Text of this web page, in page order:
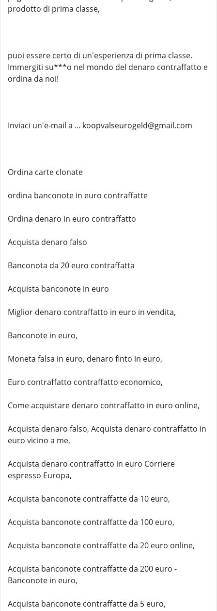
prodotto di prima classe,
puoi essere certo di un'esperienza di prima classe.
Immergiti su***o nel mondo del denaro contraffatto e
ordina da noi!
Inviaci un'e-mail a ... koopvalseurogeld@gmail.com
Ordina carte clonate
ordina banconote in euro contraffatte
Ordina denaro in euro contraffatto
Acquista denaro falso
Banconota da 20 euro contraffatta
Acquista banconote in euro
Miglior denaro contraffatto in euro in vendita,
Banconote in euro,
Moneta falsa in euro, denaro finto in euro,
Euro contraffatto contraffatto economico,
Come acquistare denaro contraffatto in euro online,
Acquista denaro falso, Acquista denaro contraffatto in
euro vicino a me,
Acquista denaro contraffatto in euro Corriere
espresso Europa,
Acquista banconote contraffatte da 10 euro,
Acquista banconote contraffatte da 100 euro,
Acquista banconote contraffatte da 20 euro online,
Acquista banconote contraffatte da 200 euro -
Banconote in euro,
Acquista banconote contraffatte da 5 euro,